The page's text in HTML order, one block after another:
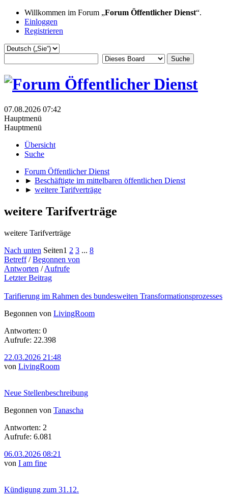
Willkommen im Forum „Forum Öffentlicher Dienst“.
Einloggen
Registrieren
07.08.2026 07:42
Hauptmenü
Hauptmenü
Übersicht
Suche
Forum Öffentlicher Dienst
► Beschäftigte im mittelbaren öffentlichen Dienst
► weitere Tarifverträge
weitere Tarifverträge
weitere Tarifverträge
Nach unten Seiten1 2 3 ... 8
Betreff/Begonnen von
Antworten /Aufrufe
Letzter Beitrag
Tarifierung im Rahmen des bundesweiten Transformationsprozesses
Begonnen von LivingRoom
Antworten: 0
Aufrufe: 22.398
22.03.2026 21:48
von LivingRoom
Neue Stellenbeschreibung
Begonnen von Tanascha
Antworten: 2
Aufrufe: 6.081
06.03.2026 08:21
von I am fine
Kündigung zum 31.12.